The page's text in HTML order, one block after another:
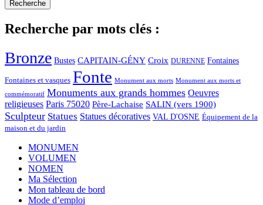
Recherche par mots clés :
Bronze Bustes CAPITAIN-GÉNY Croix DURENNE Fontaines
Fontaines et vasques Fonte Monument aux morts Monument aux morts et
commémoratif Monuments aux grands hommes Oeuvres
religieuses Paris 75020 Père-Lachaise SALIN (vers 1900)
Sculpteur Statues Statues décoratives VAL D'OSNE Équipement de la
maison et du jardin
MONUMEN
VOLUMEN
NOMEN
Ma Sélection
Mon tableau de bord
Mode d’emploi